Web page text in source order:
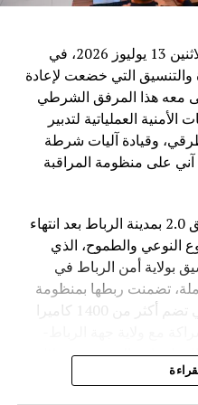
أن تكون هذه القدرات
في مجال الذكاء
على اعتبار التكنولوجيا
للصراع، مؤكدة أن مستقبل
على الحكمة البشرية
رفاهية الشعوب
شرعت ولاية أمن الرباط، اليوم الاثنين 13 يوليوز 2026، في
والتنسيق التي خضعت لإعادة
معه هذا المرفق الشرطي
العملياتية لتدبير
وقيادة آليات شرطة
على منظومة المراقبة
ويأتي افتتاح قاعة القيادة والتنسيق 2.0 بمدينة الرباط بعد انتهاء
النوعي والطموح، الذي
بولاية أمن الرباط في
تضمنت ربطها بمنظومة
المراقبة الحضرية بالكاميرات التي تضم أكثر من 1400 كاميرا
التحتية من خلال
البيانات التابعة للأمن